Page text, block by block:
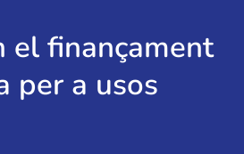
el finançament
per a usos